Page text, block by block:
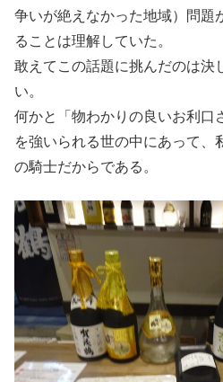
争いが絶えなかった地域）問題
ることは理解していた。
敢えてこの話題に挑んだのは決
い。
何かと「物わかりの良いお利口
を強いられる世の中にあって、
の騎士だからである。